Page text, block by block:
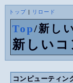
トップ| リロード
Top/新し
新しい
コンピューティン